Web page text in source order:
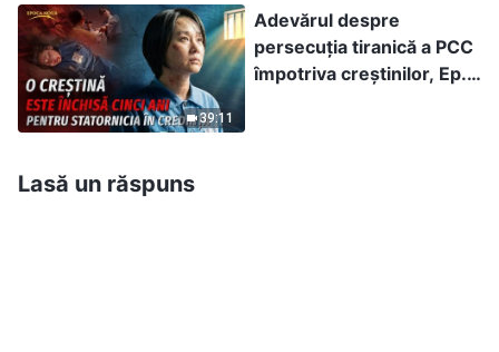
Jilin, două
supraveghetoare ucise
39:11
Adevărul despre
persecuția tiranică a PCC
împotriva creștinilor, Ep.
Lasă un răspuns